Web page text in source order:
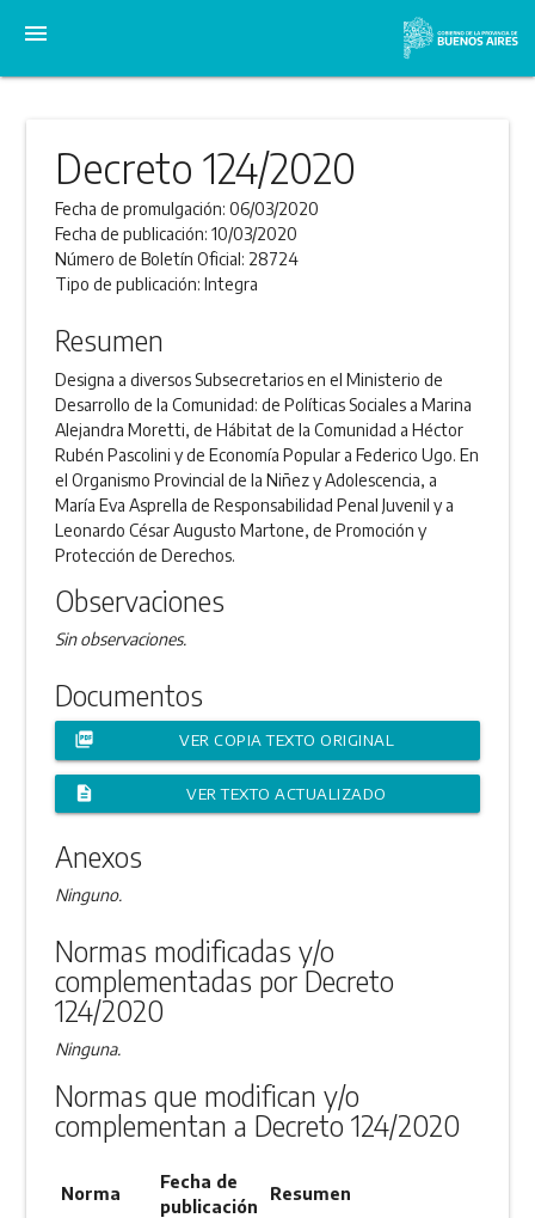
menu
Decreto 124/2020
Fecha de promulgación:06/03/2020
Fecha de publicación:10/03/2020
Número de Boletín Oficial: 28724
Tipo de publicación:Integra
Resumen
Designa a diversos Subsecretarios en el Ministerio de
Desarrollo de la Comunidad: de Políticas Sociales a Marina
Alejandra Moretti, de Hábitat de la Comunidad a Héctor
Rubén Pascolini y de Economía Popular a Federico Ugo. En
el Organismo Provincial de la Niñez y Adolescencia, a
María Eva Asprella de Responsabilidad Penal Juvenil y a
Leonardo César Augusto Martone, de Promoción y
Protección de Derechos.
Observaciones
Sin observaciones.
Documentos
picture_as_pdf VER COPIA TEXTO ORIGINAL
description VER TEXTO ACTUALIZADO
Anexos
Ninguno.
Normas modificadas y/o
complementadas por Decreto
124/2020
Ninguna.
Normas que modifican y/o
complementan a Decreto 124/2020
Norma
Fecha de
publicación
Resumen